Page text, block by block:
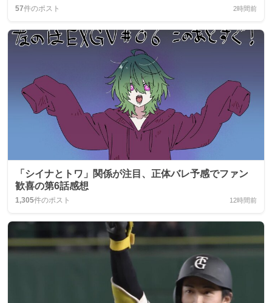
57件のポスト 2時間前
「シイナとトワ」関係が注目、正体バレ予感でファン
歓喜の第6話感想
1,305件のポスト 12時間前